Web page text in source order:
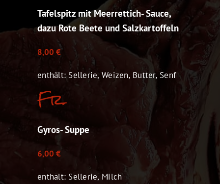
Tafelspitz mit Meerrettich- Sauce,
dazu Rote Beete und Salzkartoffeln
8,00 €
enthält: Sellerie, Weizen, Butter, Senf
Fr.
Gyros- Suppe
6,00 €
enthält: Sellerie, Milch